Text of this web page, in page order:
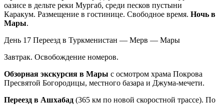
оазисе в дельте реки Мургаб, среди песков пустыни
Каракум. Размещение в гостинице. Свободное время. Ночь в
Мары.
День 17 Переезд в Туркменистан — Мерв — Мары
Завтрак. Освобождение номеров.
Обзорная экскурсия в Мары с осмотром храма Покрова
Пресвятой Богородицы, местного базара и Джума-мечети.
Переезд в Ашхабад (365 км по новой скоростной трассе). По